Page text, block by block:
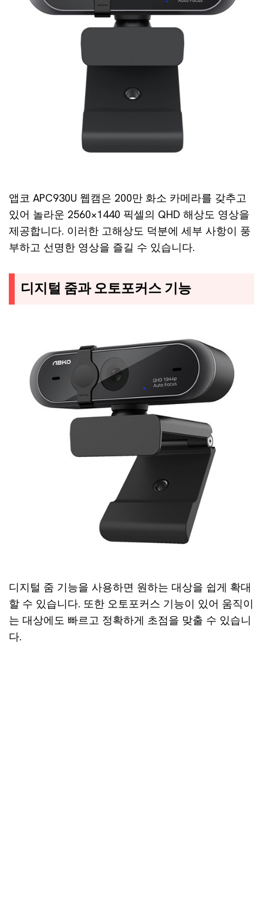
앱코 APC930U 웹캠은 200만 화소 카메라를 갖추고
있어 놀라운 2560×1440 픽셀의 QHD 해상도 영상을
제공합니다. 이러한 고해상도 덕분에 세부 사항이 풍
부하고 선명한 영상을 즐길 수 있습니다.
디지털 줌과 오토포커스 기능
디지털 줌 기능을 사용하면 원하는 대상을 쉽게 확대
할 수 있습니다. 또한 오토포커스 기능이 있어 움직이
는 대상에도 빠르고 정확하게 초점을 맞출 수 있습니
다.